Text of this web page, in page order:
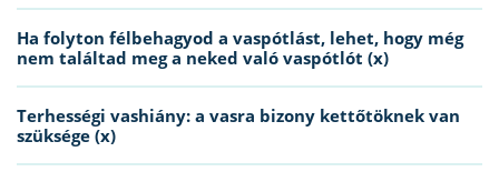
Ha folyton félbehagyod a vaspótlást, lehet, hogy még
nem találtad meg a neked való vaspótlót (x)
Terhességi vashiány: a vasra bizony kettőtöknek van
szüksége (x)